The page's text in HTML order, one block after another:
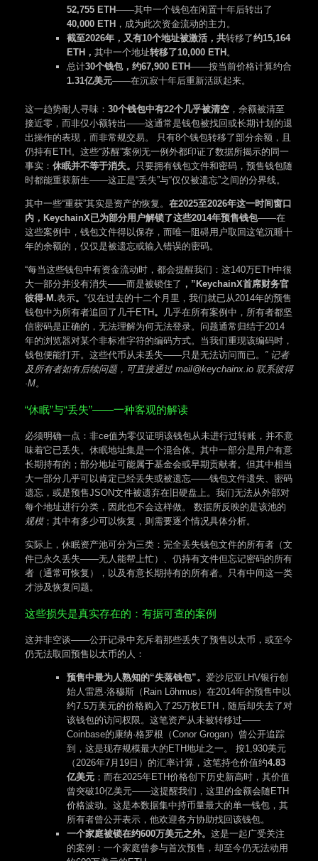
52,755 ETH——其中一个钱包在闲置十年后转出了
40,000 ETH ，成为此次资金流动的主力。
截至2026年，又有10个地址被激活，共转移了约15,164
ETH， 其中一个地址转移了10,000 ETH 。
总计30个钱包，约67,900 ETH——按当前价格计算约合
1.31亿美元——在沉寂十年后重新活跃起来。
这一趋势耐人寻味： 30个钱包中有22个几乎被清空 ，余额被清至
接近零，而非仅小额转出——这通常是钱包被找回或长期计划的退
出操作的表现，而非常规交易。 只有8个钱包转移了部分余额，且
仍持有ETH。这些“苏醒”案例无一例外都印证了数据所揭示的同一
事实： 休眠并不等于消失。
只要拥有钱包文件和密码，预售钱包随
时都能重获新生——这正是“丢失”与“仅仅被遗忘”之间的分界线。
其中一些“重获”其实是资产的恢复。 在2025至2026年这一时间窗口
内，KeychainX已为部分用户解锁了这些2014年预售钱包——在
这些案例中，钱包文件得以保存，而唯一阻碍用户取回这笔沉睡十
年的余额的，仅仅是被遗忘或输入错误的密码。
“每当这些钱包中有资金流动时，都会提醒我们：这140万ETH中很
大一部分并没有消失——而是被锁住了 ，”KeychainX首席财务官
彼得·M.表示。 “仅在过去的十二个月里，我们就已从2014年的预售
钱包中为所有者追回了几千ETH。
几乎在所有案例中，所有者都坚
信密码是正确的，无法理解为何无法登录。问题通常归结于2014
年的浏览器对某个非标准字符的编码方式。当我们重现该编码时，
钱包便能打开。这些代币从未丢失——只是无法访问而已。 ” 记者
及所有者如有后续问题，可直接通过 mail@keychainx.io 联系彼得
·M。
“休眠”与“丢失”——一种客观的解读
必须明确一点：非ce值为零仅证明该钱包从未进行过转账，并不意
味着它已丢失。休眠地址集是一个混合体。其中一部分是用户有意
长期持有的；部分地址可能属于基金会或早期贡献者。但其中相当
大一部分几乎可以肯定已经丢失或被遗忘——钱包文件遗失、密码
遗忘，或是预售JSON文件被遗弃在旧硬盘上。我们无法从外部对
每个地址进行分类，因此也不会这样做。 数据所反映的是该池的
规模；其中有多少可以恢复，则需要逐个情况具体分析。
实际上，休眠资产池可分为三类：完全丢失钱包文件的所有者（文
件已永久丢失——无人能帮上忙）、仍持有文件但忘记密码的所有
者（通常可恢复），以及有意长期持有的所有者。只有中间这一类
才涉及恢复问题。
这些损失是真实存在的：有据可查的案例
这并非空谈——公开记录中充斥着那些丢失了预售以太币，或至今
仍无法取回预售以太币的人：
预售中最为人熟知的“失落钱包”。 爱沙尼亚LHV银行创
始人雷恩·洛穆斯（Rain Lõhmus）在2014年的预售中以
约7.5万美元的价格购入了25万枚ETH，随后却失去了对
该钱包的访问权限。这笔资产从未被转移过——
Coinbase的康纳·格罗根（Conor Grogan）曾公开追踪
到，这是现存规模最大的ETH地址之一。 按1,930美元
（2026年7月19日）的汇率计算，这笔持仓价值约4.83
亿美元；而在2025年ETH价格创下历史新高时，其价值
曾突破10亿美元——这提醒我们，这里的金额会随ETH
价格波动。这是本数据集中持币量最大的单一钱包，其
所有者曾公开表示，他欢迎各方协助找回该钱包。
一个家庭被锁在约600万美元之外。 这是一起广受关注
的案例：一个家庭曾参与首次预售，却至今仍无法动用